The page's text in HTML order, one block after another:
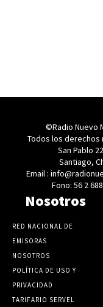
©Radio Nuevo
Todos los derechos
San Pablo
Santiago,
Email :
Fono: 56 2
Nosotros
RED NACIONAL DE
EMISORAS
NOSOTROS
POLÍTICA DE USO Y
PRIVACIDAD
TARIFARIO SERVEL